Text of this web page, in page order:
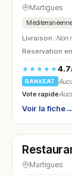
Martigues
Méditerranéenne
Livraison :Non
Réservation
★★★★★4.7
RANKEAT
Vote rapide
Voir la fiche→
N° 15
Martigues